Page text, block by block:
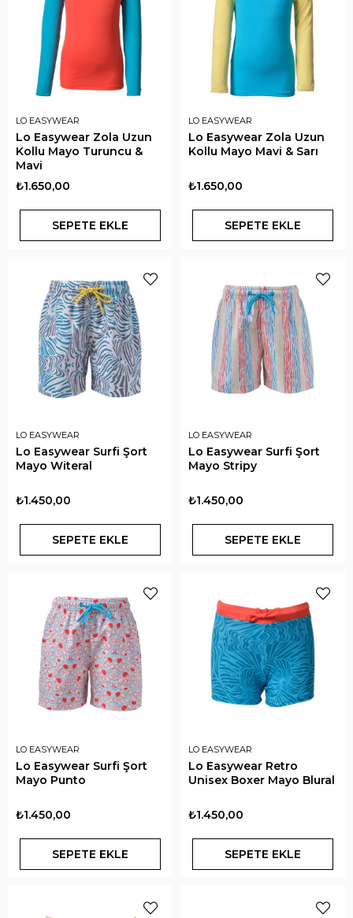
LO EASYWEAR
Lo Easywear Zola Uzun
Kollu Mayo Turuncu &
Mavi
₺1.650,00
SEPETE EKLE
LO EASYWEAR
Lo Easywear Zola Uzun
Kollu Mayo Mavi & Sarı
₺1.650,00
SEPETE EKLE
LO EASYWEAR
Lo Easywear Surfi Şort
Mayo Witeral
₺1.450,00
SEPETE EKLE
LO EASYWEAR
Lo Easywear Surfi Şort
Mayo Stripy
₺1.450,00
SEPETE EKLE
LO EASYWEAR
Lo Easywear Surfi Şort
Mayo Punto
₺1.450,00
SEPETE EKLE
LO EASYWEAR
Lo Easywear Retro
Unisex Boxer Mayo Blural
₺1.450,00
SEPETE EKLE